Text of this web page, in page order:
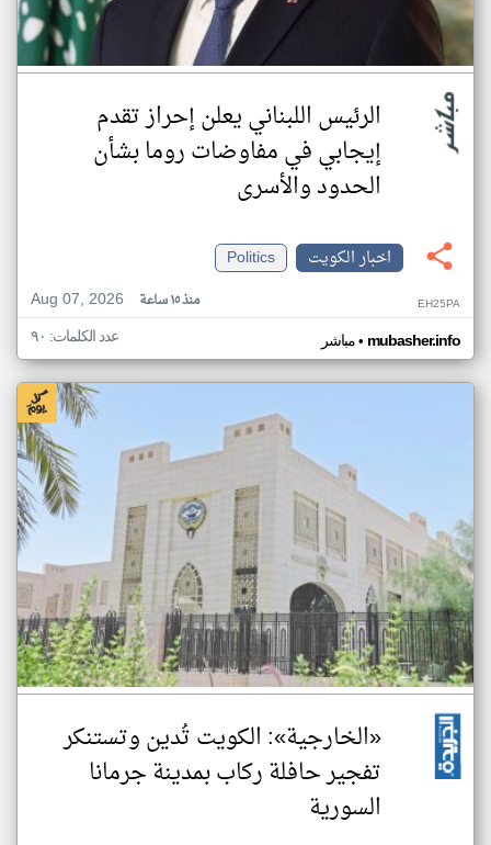
الرئيس اللبناني يعلن إحراز تقدم
إيجابي في مفاوضات روما بشأن
الحدود والأسرى
اخبار الكويت
Politics
Aug 07, 2026
منذ ١٥ ساعة EH25PA
مباشر• mubasher.info عدد الكلمات: ٩٠
«الخارجية»: الكويت تُدين وتستنكر
تفجير حافلة ركاب بمدينة جرمانا
السورية